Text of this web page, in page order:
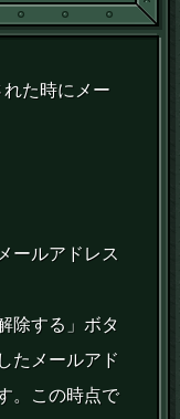
た時にメー
ールアドレス
除する」ボタ
たメールアド
。この時点で